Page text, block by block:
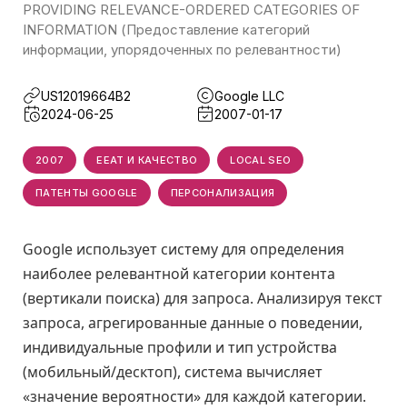
PROVIDING RELEVANCE-ORDERED CATEGORIES OF
INFORMATION (Предоставление категорий
информации, упорядоченных по релевантности)
US12019664B2
Google LLC
2024-06-25
2007-01-17
2007 EEAT И КАЧЕСТВО LOCAL SEO
ПАТЕНТЫ GOOGLE ПЕРСОНАЛИЗАЦИЯ
Google использует систему для определения
наиболее релевантной категории контента
(вертикали поиска) для запроса. Анализируя текст
запроса, агрегированные данные о поведении,
индивидуальные профили и тип устройства
(мобильный/десктоп), система вычисляет
«значение вероятности» для каждой категории.